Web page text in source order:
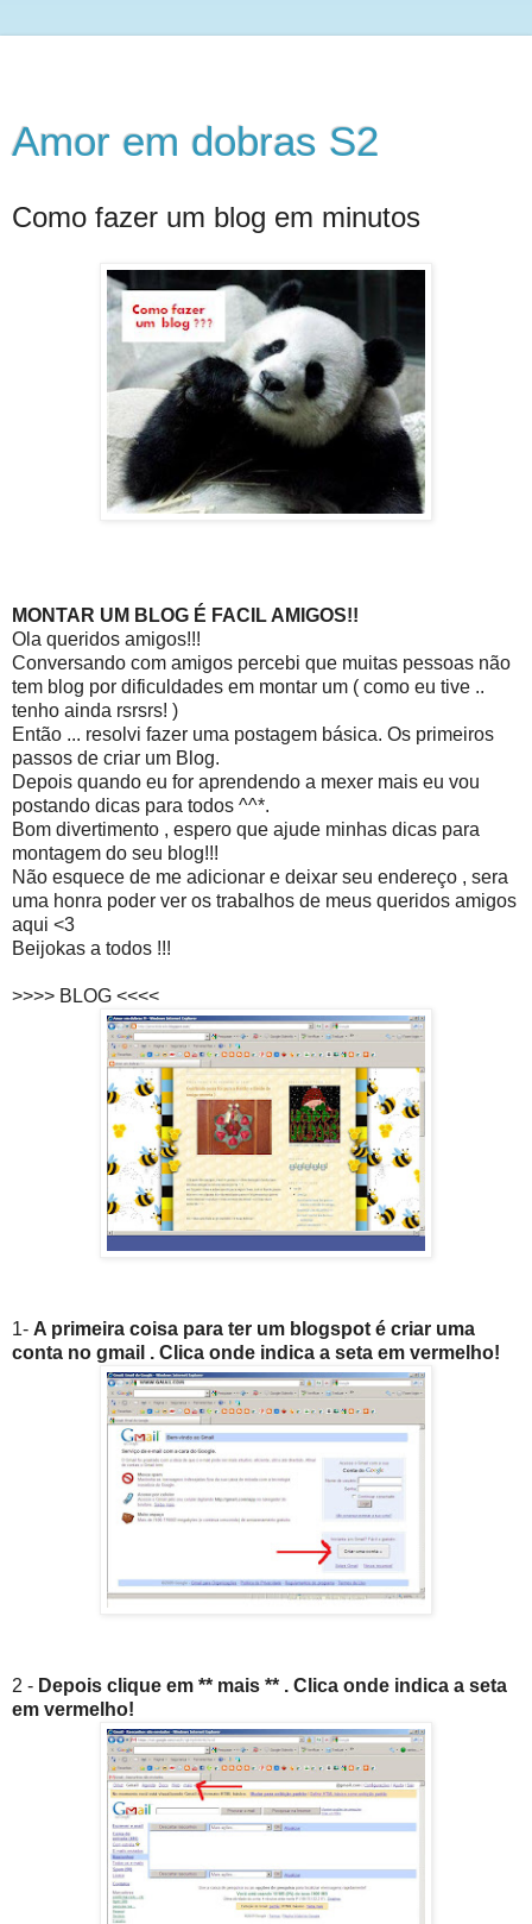
Amor em dobras S2
Como fazer um blog em minutos
MONTAR UM BLOG É FACIL AMIGOS!!
Ola queridos amigos!!!
Conversando com amigos percebi que muitas pessoas não
tem blog por dificuldades em montar um ( como eu tive ..
tenho ainda rsrsrs! )
Então ... resolvi fazer uma postagem básica. Os primeiros
passos de criar um Blog.
Depois quando eu for aprendendo a mexer mais eu vou
postando dicas para todos ^^*.
Bom divertimento , espero que ajude minhas dicas para
montagem do seu blog!!!
Não esquece de me adicionar e deixar seu endereço , sera
uma honra poder ver os trabalhos de meus queridos amigos
aqui <3
Beijokas a todos !!!
>>>> BLOG <<<<
1- A primeira coisa para ter um blogspot é criar uma
conta no gmail . Clica onde indica a seta em vermelho!
2 - Depois clique em ** mais ** . Clica onde indica a seta
em vermelho!